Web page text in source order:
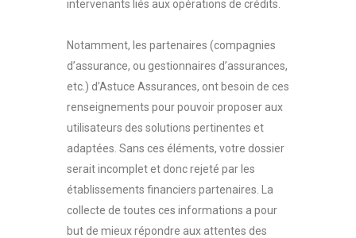
intervenants liés aux opérations de crédits.
Notamment, les partenaires (compagnies
d’assurance, ou gestionnaires d’assurances,
etc.) d’Astuce Assurances, ont besoin de ces
renseignements pour pouvoir proposer aux
utilisateurs des solutions pertinentes et
adaptées. Sans ces éléments, votre dossier
serait incomplet et donc rejeté par les
établissements financiers partenaires. La
collecte de toutes ces informations a pour
but de mieux répondre aux attentes des